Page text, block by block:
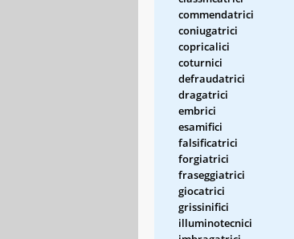
commendatrici
coniugatrici
copricalici
coturnici
defraudatrici
dragatrici
embrici
esamifici
falsificatrici
forgiatrici
fraseggiatrici
giocatrici
grissinifici
illuminotecnici